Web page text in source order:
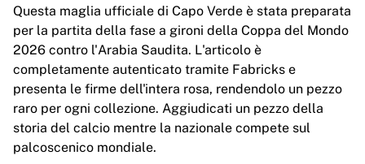
Paris Saint-Germain Féminines
Arsenal WFC
Esplora per paese
Basket
Highlights
Charlotte Hornets
Chicago Bulls
LA Clippers
Questa maglia ufficiale di Capo Verde è stata preparata
per la partita della fase a gironi della Coppa del Mondo
2026 contro l'Arabia Saudita. L'articolo è
completamente autenticato tramite Fabricks e
presenta le firme dell'intera rosa, rendendolo un pezzo
raro per ogni collezione. Aggiudicati un pezzo della
storia del calcio mentre la nazionale compete sul
palcoscenico mondiale.